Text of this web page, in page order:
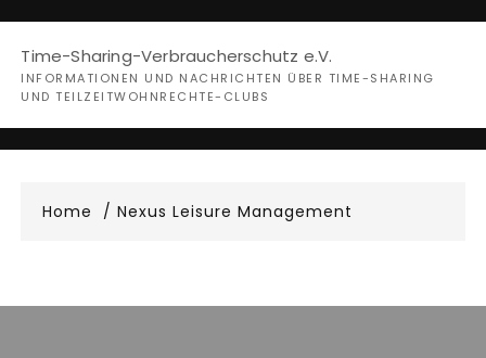
content
Time-Sharing-Verbraucherschutz e.V.
INFORMATIONEN UND NACHRICHTEN ÜBER TIME-SHARING
UND TEILZEITWOHNRECHTE-CLUBS
Home Nexus Leisure Management